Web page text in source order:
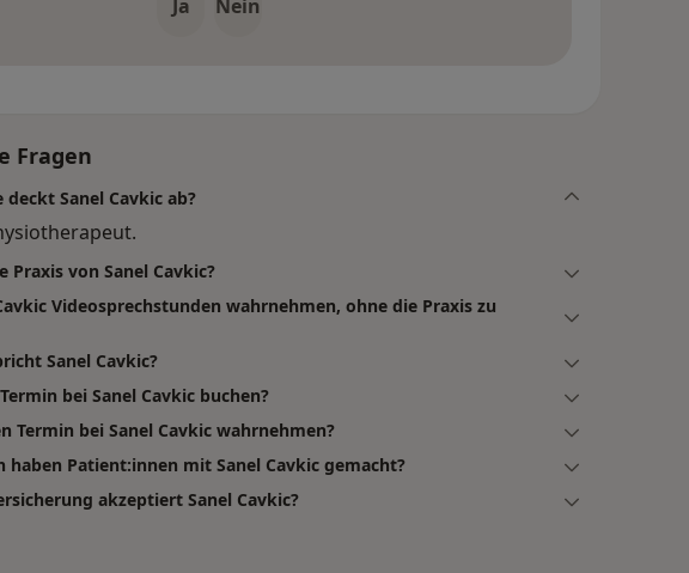
Ja Nein
Fragen
deckt Sanel Cavkic ab?
Praxis von Sanel Cavkic?
Videosprechstunden wahrnehmen, ohne die Praxis zu
Sanel Cavkic?
bei Sanel Cavkic buchen?
Termin bei Sanel Cavkic wahrnehmen?
haben Patient:innen mit Sanel Cavkic gemacht?
akzeptiert Sanel Cavkic?